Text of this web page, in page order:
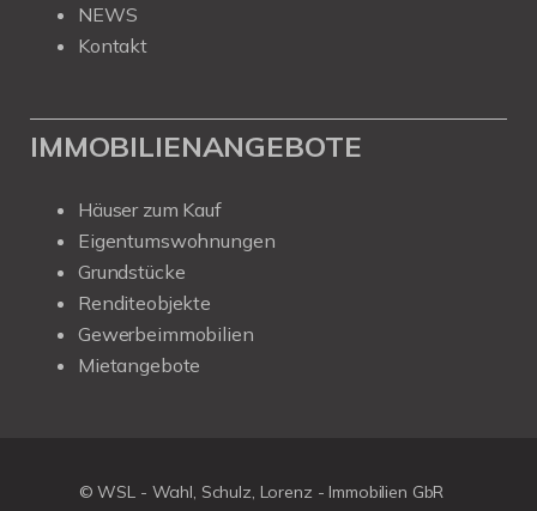
NEWS
Kontakt
IMMOBILIENANGEBOTE
Häuser zum Kauf
Eigentumswohnungen
Grundstücke
Renditeobjekte
Gewerbeimmobilien
Mietangebote
© WSL - Wahl, Schulz, Lorenz - Immobilien GbR